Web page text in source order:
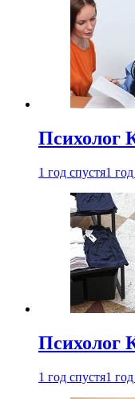
Психолог
1 год спустя1
Психолог
1 год спустя1